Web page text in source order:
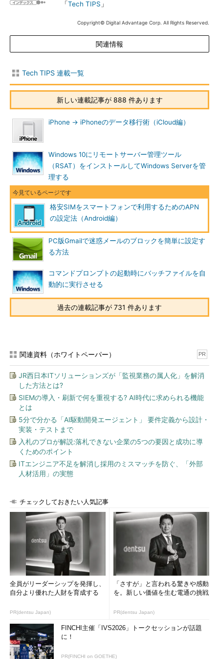
「Tech TIPS 」
Copyright© Digital Advantage Corp. All Rights Reserved.
関連情報
Tech TIPS 連載一覧
新しい連載記事が 888 件あります
iPhone → iPhoneのデータ移行術（iCloud編）
Windows 10にリモートサーバー管理ツール
（RSAT）をインストールしてWindows Serverを管
理する
格安SIMをスマートフォンで利用するためのAPN
の設定法（Android編）
PC版Gmailで迷惑メールのブロックを簡単に設定す
る方法
コマンドプロンプトの起動時にバッチファイルを自
動的に実行させる
過去の連載記事が 731 件あります
関連資料（ホワイトペーパー） PR
JR西日本ITソリューションズが「監視業務の属人化」を解消
した方法とは?
SIEMの導入・刷新で何を重視する? AI時代に求められる機能
とは
5分で分かる「AI駆動開発エージェント」 要件定義から設計・
実装・テストまで
入札のプロが解説:落札できない企業の5つの要因と成功に導
くためのポイント
ITエンジニア不足を解消し採用のミスマッチを防ぐ、「外部
人材活用」の実態
チェックしておきたい人気記事
全員がリーダーシップを発揮し、
自分より優れた人財を育成する
PR(dentsu Japan)
「さすが」と言われる驚きや感動
を。新しい価値を生む電通の挑戦
PR(dentsu Japan)
FINCHI主催「IVS2026」トークセッションが話題
に！
PR(FINCHI on GOETHE)